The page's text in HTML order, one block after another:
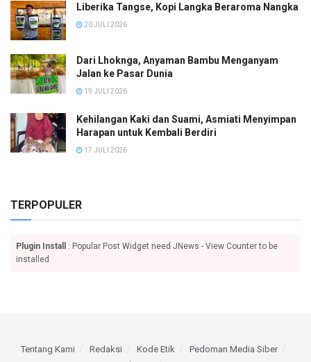
Liberika Tangse, Kopi Langka Beraroma Nangka
20 JULI 2026
Dari Lhoknga, Anyaman Bambu Menganyam
Jalan ke Pasar Dunia
19 JULI 2026
Kehilangan Kaki dan Suami, Asmiati Menyimpan
Harapan untuk Kembali Berdiri
17 JULI 2026
TERPOPULER
Plugin Install
: Popular Post Widget need JNews - View Counter to be
installed
Tentang Kami Redaksi Kode Etik
Pedoman Media Siber